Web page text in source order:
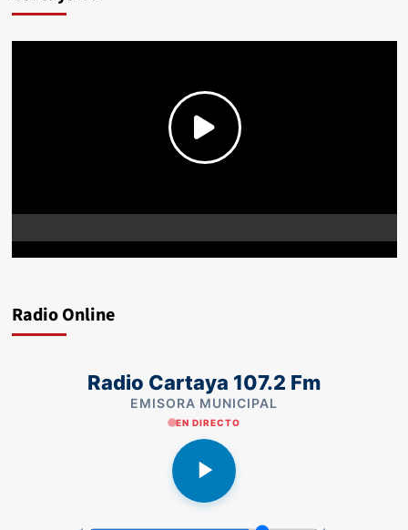
Radio Online
Radio Cartaya 107.2 Fm
EMISORA MUNICIPAL
EN DIRECTO